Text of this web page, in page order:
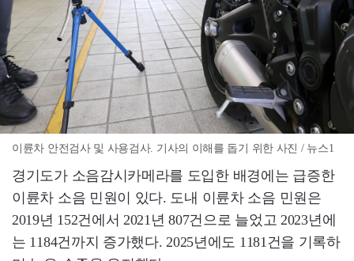
이륜차 안전검사 및 사용검사. 기사의 이해를 돕기 위한 사진 / 뉴스1
경기도가 소음감시카메라를 도입한 배경에는 급증한
이륜차 소음 민원이 있다. 도내 이륜차 소음 민원은
2019년 152건에서 2021년 807건으로 늘었고 2023년에
는 1184건까지 증가했다. 2025년에도 1181건을 기록하